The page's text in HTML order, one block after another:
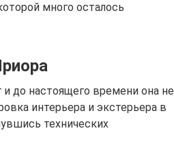
много осталось
до настоящего времени она не
интерьера и экстерьера в
технических